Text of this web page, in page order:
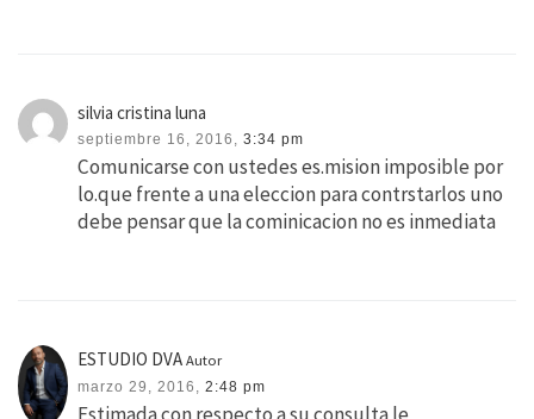
silvia cristina luna
septiembre 16, 2016, 3:34 pm
Comunicarse con ustedes es.mision imposible por
lo.que frente a una eleccion para contrstarlos uno
debe pensar que la cominicacion no es inmediata
ESTUDIO DVA Autor
marzo 29, 2016, 2:48 pm